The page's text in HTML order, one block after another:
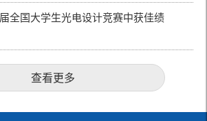
全国大学生光电设计竞赛中获佳绩
查看更多